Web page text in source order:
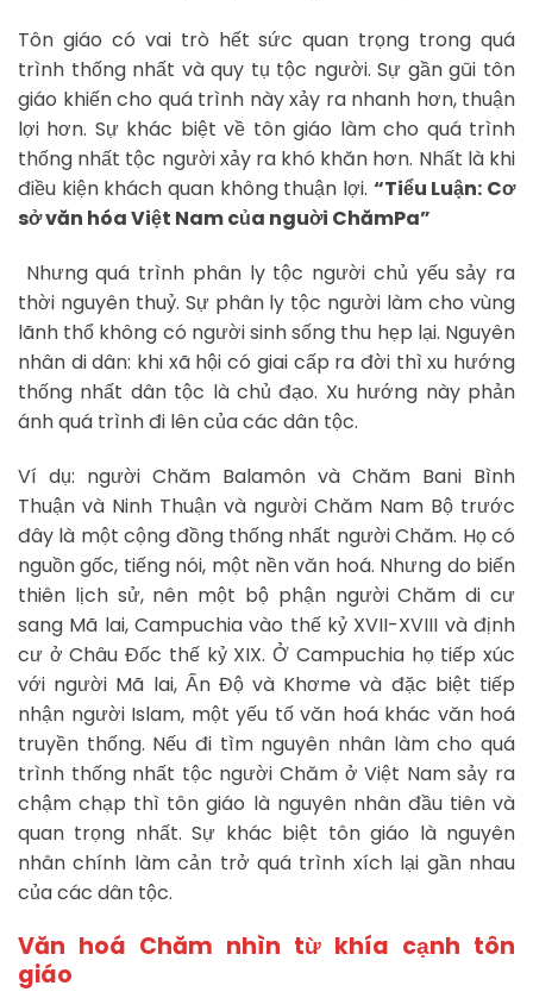
Tôn giáo có vai trò hết sức quan trọng trong quá
trình thống nhất và quy tụ tộc người. Sự gần gũi tôn
giáo khiến cho quá trình này xảy ra nhanh hơn, thuận
lợi hơn. Sự khác biệt về tôn giáo làm cho quá trình
thống nhất tộc người xảy ra khó khăn hơn. Nhất là khi
điều kiện khách quan không thuận lợi. “Tiểu Luận: Cơ
sở văn hóa Việt Nam của nguời ChămPa”
Nhưng quá trình phân ly tộc người chủ yếu sảy ra
thời nguyên thuỷ. Sự phân ly tộc người làm cho vùng
lãnh thổ không có người sinh sống thu hẹp lại. Nguyên
nhân di dân: khi xã hội có giai cấp ra đời thì xu hướng
thống nhất dân tộc là chủ đạo. Xu hướng này phản
ánh quá trình đi lên của các dân tộc.
Ví dụ: người Chăm Balamôn và Chăm Bani Bình
Thuận và Ninh Thuận và người Chăm Nam Bộ trước
đây là một cộng đồng thống nhất người Chăm. Họ có
nguồn gốc, tiếng nói, một nền văn hoá. Nhưng do biến
thiên lịch sử, nên một bộ phận người Chăm di cư
sang Mã lai, Campuchia vào thế kỷ XVII-XVIII và định
cư ở Châu Đốc thế kỷ XIX. Ở Campuchia họ tiếp xúc
với người Mã lai, Ấn Độ và Khơme và đặc biệt tiếp
nhận người Islam, một yếu tố văn hoá khác văn hoá
truyền thống. Nếu đi tìm nguyên nhân làm cho quá
trình thống nhất tộc người Chăm ở Việt Nam sảy ra
chậm chạp thì tôn giáo là nguyên nhân đầu tiên và
quan trọng nhất. Sự khác biệt tôn giáo là nguyên
nhân chính làm cản trở quá trình xích lại gần nhau
của các dân tộc.
Văn hoá Chăm nhìn từ khía cạnh tôn
giáo